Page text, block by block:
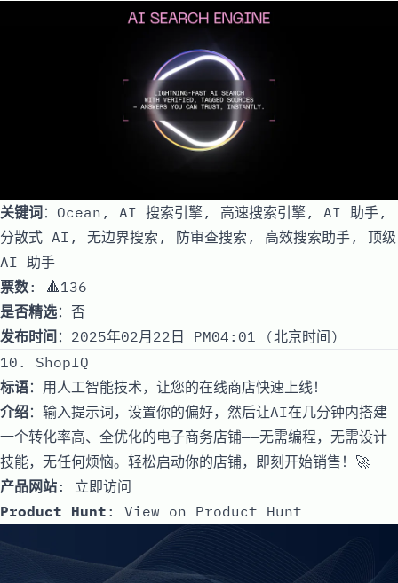
关键词：Ocean, AI 搜索引擎, 高速搜索引擎, AI 助手,
分散式 AI, 无边界搜索, 防审查搜索, 高效搜索助手, 顶级
AI 助手
票数: 🔺136
是否精选：否
发布时间 ：2025年02月22日 PM04:01 (北京时间)
10. ShopIQ
标语：用人工智能技术，让您的在线商店快速上线！
介绍：输入提示词，设置你的偏好，然后让AI在几分钟内搭建
一个转化率高、全优化的电子商务店铺——无需编程，无需设计
技能，无任何烦恼。轻松启动你的店铺，即刻开始销售！🚀
产品网站: 立即访问
Product Hunt : View on Product Hunt